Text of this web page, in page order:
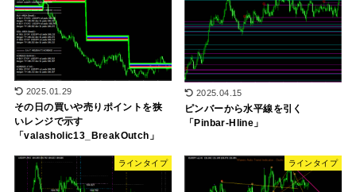
2025.01.29
その日の買いや売りポイントを狭
いレンジで示す
「valasholic13_BreakOutch」
2025.04.15
ピンバーから水平線を引く
「Pinbar-Hline」
ラインタイプ ラインタイプ